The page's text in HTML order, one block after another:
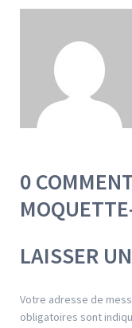
0
LAISSER
Votre adresse de
obligatoires sont